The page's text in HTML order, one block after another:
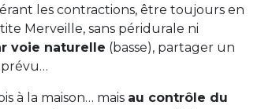
les contractions, être toujours en
Merveille, sans péridurale ni
voie naturelle (basse), partager un
prévu…
à la maison… mais au contrôle du